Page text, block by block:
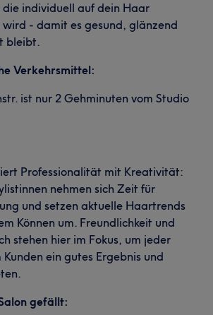
individuell auf dein Haar
- damit es gesund, glänzend
bleibt.
Verkehrsmittel:
ist nur 2 Gehminuten vom Studio
Professionalität mit Kreativität:
nehmen sich Zeit für
und setzen aktuelle Haartrends
Können um. Freundlichkeit und
stehen hier im Fokus, um jeder
ein gutes Ergebnis und
gefällt: